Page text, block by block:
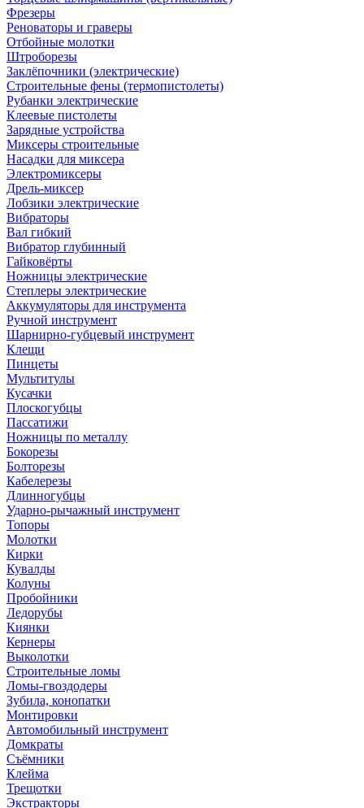
Фрезеры
Реноваторы и граверы
Отбойные молотки
Штроборезы
Заклёпочники (электрические)
Строительные фены (термопистолеты)
Рубанки электрические
Клеевые пистолеты
Зарядные устройства
Миксеры строительные
Насадки для миксера
Электромиксеры
Дрель-миксер
Лобзики электрические
Вибраторы
Вал гибкий
Вибратор глубинный
Гайковёрты
Ножницы электрические
Степлеры электрические
Аккумуляторы для инструмента
Ручной инструмент
Шарнирно-губцевый инструмент
Клещи
Пинцеты
Мультитулы
Кусачки
Плоскогубцы
Пассатижи
Ножницы по металлу
Бокорезы
Болторезы
Кабелерезы
Длинногубцы
Ударно-рычажный инструмент
Топоры
Молотки
Кирки
Кувалды
Колуны
Пробойники
Ледорубы
Киянки
Кернеры
Выколотки
Строительные ломы
Ломы-гвоздодеры
Зубила, конопатки
Монтировки
Автомобильный инструмент
Домкраты
Съёмники
Клейма
Трещотки
Экстракторы